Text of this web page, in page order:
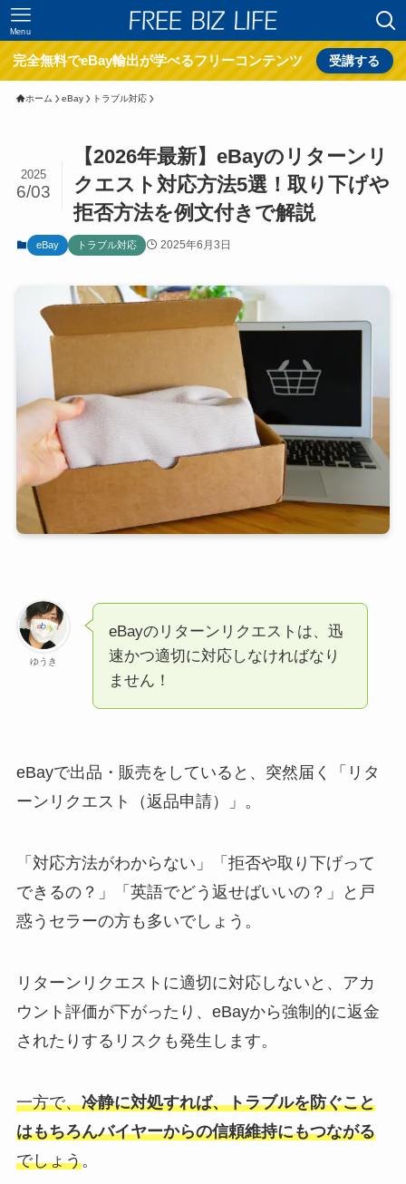
Menu
完全無料でeBay輸出が学べるフリーコンテンツ 受講する
ホーム eBay トラブル対応
【2026年最新】eBayのリターンリ
クエスト対応方法5選！取り下げや
拒否方法を例文付きで解説
2025
6/03
eBay トラブル対応 2025年6月3日
ゆうき
eBayのリターンリクエストは、迅
速かつ適切に対応しなければなり
ません！
eBayで出品・販売をしていると、突然届く「リタ
ーンリクエスト（返品申請）」。
「対応方法がわからない」「拒否や取り下げって
できるの？」「英語でどう返せばいいの？」と戸
惑うセラーの方も多いでしょう。
リターンリクエストに適切に対応しないと、アカ
ウント評価が下がったり、eBayから強制的に返金
されたりするリスクも発生します。
一方で、冷静に対処すれば、トラブルを防ぐこと
はもちろんバイヤーからの信頼維持にもつながる
でしょう。